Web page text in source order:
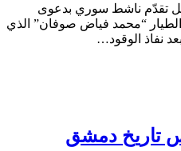
تقدّم ناشط سوري بدعوى
الطيار “محمد فياض صوفان” الذي
نفاذ الوقود…
تاريخ دمشق